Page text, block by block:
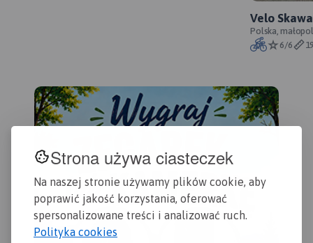
Strona używa ciasteczek
Na naszej stronie używamy plików cookie, aby
poprawić jakość korzystania, oferować
spersonalizowane treści i analizować ruch.
Polityka cookies
MAPA TURYSTYCZNA W
APLIKACJI TRASEO
Mapa przedstawia sieć
Velo
przebieg
Polska,
6/6